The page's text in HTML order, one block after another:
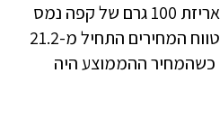
נוסף של טסטרס צ'ויס – אריזת 100 גרם של קפה נמס
נטול קפאין. במקרה הזה טווח המחירים התחיל מ-21.2
עד 34.9 ש"ח, כשהמחיר ההממוצע היה